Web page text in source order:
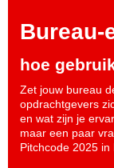
Bureau-
hoe
Zet jouw bureau
opdrachtgevers
en wat zijn je
maar een paar
Pitchcode 2025 in